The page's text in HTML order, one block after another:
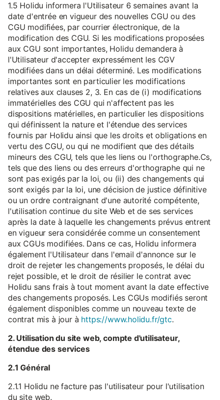
1.5 Holidu informera l'Utilisateur 6 semaines avant la
date d'entrée en vigueur des nouvelles CGU ou des
CGU modifiées, par courrier électronique, de la
modification des CGU. Si les modifications proposées
aux CGU sont importantes, Holidu demandera à
l'Utilisateur d'accepter expressément les CGV
modifiées dans un délai déterminé. Les modifications
importantes sont en particulier les modifications
relatives aux clauses 2, 3. En cas de (i) modifications
immatérielles des CGU qui n'affectent pas les
dispositions matérielles, en particulier les dispositions
qui définissent la nature et l'étendue des services
fournis par Holidu ainsi que les droits et obligations en
vertu des CGU, ou qui ne modifient que des détails
mineurs des CGU, tels que les liens ou l'orthographe.Cs,
tels que des liens ou des erreurs d'orthographe qui ne
sont pas exigés par la loi, ou (ii) des changements qui
sont exigés par la loi, une décision de justice définitive
ou un ordre contraignant d'une autorité compétente,
l'utilisation continue du site Web et de ses services
après la date à laquelle les changements prévus entrent
en vigueur sera considérée comme un consentement
aux CGUs modifiées. Dans ce cas, Holidu informera
également l'Utilisateur dans l'email d'annonce sur le
droit de rejeter les changements proposés, le délai du
rejet possible, et le droit de résilier le contrat avec
Holidu sans frais à tout moment avant la date effective
des changements proposés. Les CGUs modifiés seront
également disponibles comme un nouveau texte de
contrat mis à jour à https://www.holidu.fr/gtc.
2. Utilisation du site web, compte d'utilisateur,
étendue des services
2.1 Général
2.1.1 Holidu ne facture pas l'utilisateur pour l'utilisation
du site web.